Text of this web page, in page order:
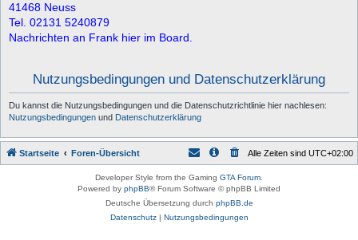
41468 Neuss
Tel. 02131 5240879
Nachrichten an Frank hier im Board.
Nutzungsbedingungen und Datenschutzerklärung
Du kannst die Nutzungsbedingungen und die Datenschutzrichtlinie hier nachlesen:
Nutzungsbedingungen und Datenschutzerklärung
Startseite Foren-Übersicht Alle Zeiten sind UTC+02:00
Developer Style from the Gaming GTA Forum
Powered by phpBB® Forum Software © phpBB Limited
Deutsche Übersetzung durch phpBB.de
Datenschutz| Nutzungsbedingungen